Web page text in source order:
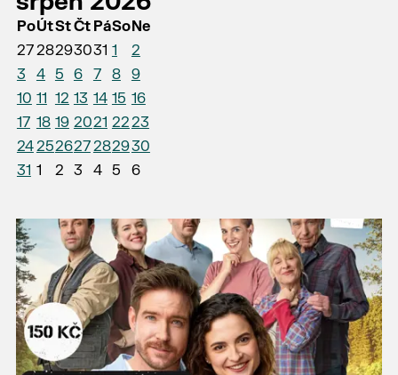
PoÚtStČt PáSoNe
2728293031 1
2
3
4 5 6 7 8
9
10 11 12 13 14 15 16
17 18 19 2021 2223
24252627282930
31 1 2 3 4 5 6